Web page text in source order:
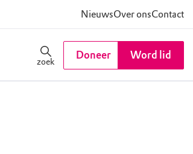
NieuwsOver onsContact
zoek
Doneer Word lid